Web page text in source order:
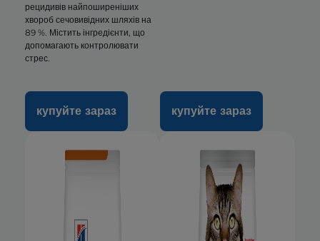
рецидивів найпоширеніших
хвороб сечовивідних шляхів на
89 %. Містить інгредієнти, що
допомагають контролювати
стрес.
купуйте зараз купуйте зараз